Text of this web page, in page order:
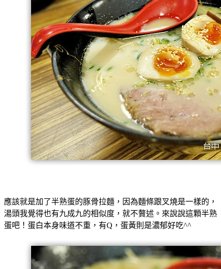
應該就是加了半熟蛋的豚骨拉麵，因為麵條跟叉燒是一樣的，
湯頭我覺得也有九成九的相似度，就不贅述。來說說這顆半熟
蛋吧！蛋白本身味道不重，有Q，蛋黃則是濃郁好吃^^